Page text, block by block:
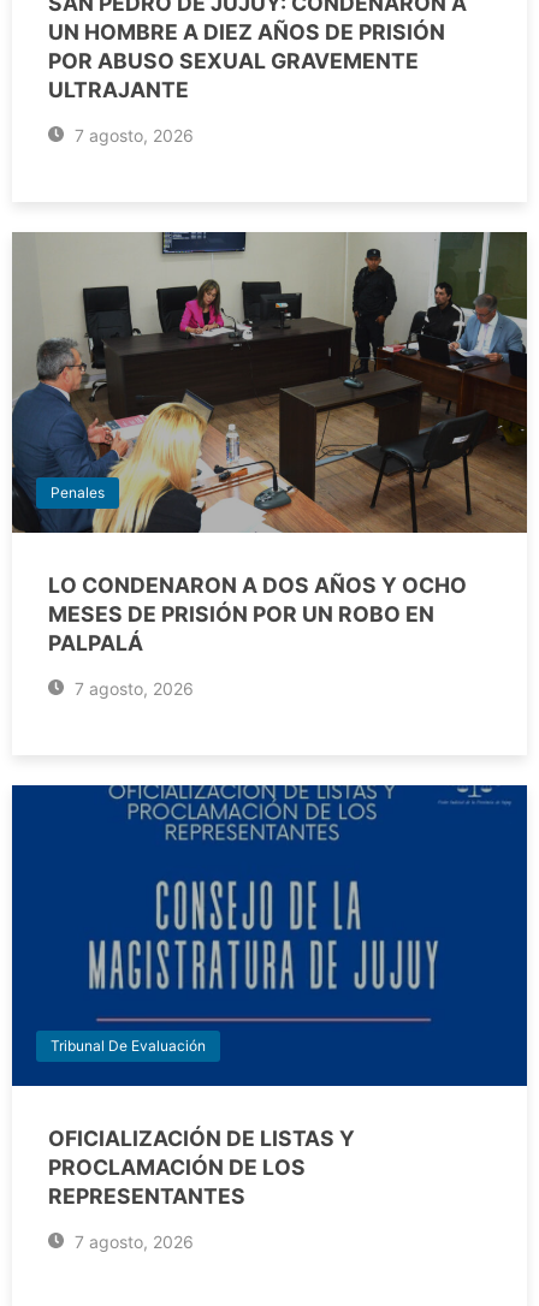
UN HOMBRE A DIEZ AÑOS DE PRISIÓN
POR ABUSO SEXUAL GRAVEMENTE
ULTRAJANTE
7 agosto, 2026
Penales
LO CONDENARON A DOS AÑOS Y OCHO
MESES DE PRISIÓN POR UN ROBO EN
PALPALÁ
7 agosto, 2026
Tribunal De Evaluación
OFICIALIZACIÓN DE LISTAS Y
PROCLAMACIÓN DE LOS
REPRESENTANTES
7 agosto, 2026